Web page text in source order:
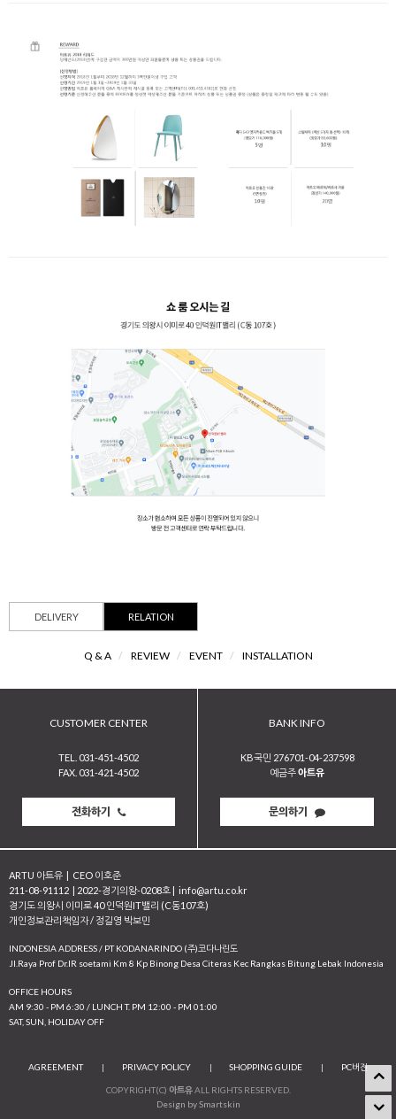
DELIVERY RELATION
Q & A / REVIEW / EVENT / INSTALLATION
CUSTOMER CENTER
TEL. 031-451-4502
FAX. 031-421-4502
전화하기
BANK INFO
KB국민 276701-04-237598
예금주아트유
문의하기
ARTU 아트유 | CEO 이호준
211-08-91112 | 2022-경기의왕-0208호 | info@artu.co.kr
경기도 의왕시 이미로 40 인덕원IT밸리 (C동107호)
개인정보관리책임자 / 정길영 박보민
INDONESIA ADDRESS / PT KODANARINDO (주)코다나린도
JI.Raya Prof Dr.IR soetami Km 8 Kp Binong Desa Citeras Kec Rangkas Bitung Lebak Indonesia
OFFICE HOURS
AM 9:30 - PM 6:30 / LUNCH T. PM 12:00 - PM 01:00
SAT, SUN, HOLIDAY OFF
AGREEMENT | PRIVACY POLICY | SHOPPING GUIDE | PC버전
COPYRIGHT(C) 아트유ALL RIGHTS RESERVED.